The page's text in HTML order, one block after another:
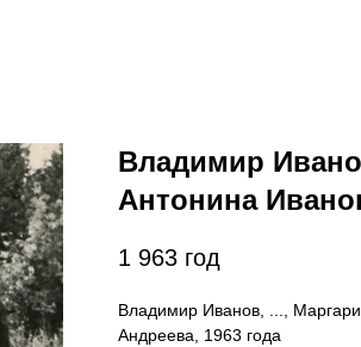
Владимир
Антонина
1 963 год
Владимир Иванов, ...,
Андреева, 1963 года